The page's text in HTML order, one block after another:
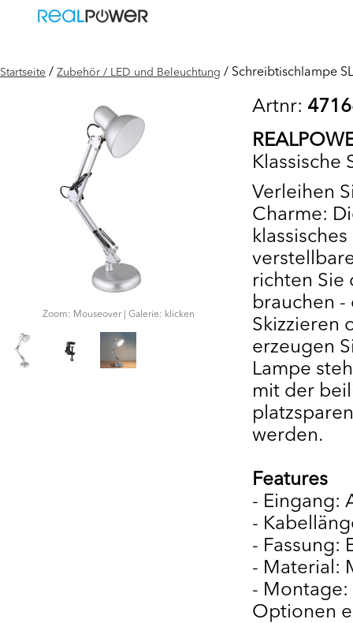
Startseite / Zubehör / LED und Beleuchtung / Schreibtischlampe
Zoom: Mouseover | Galerie: klicken
Artnr:
Klassische
Verleihen
Charme:
richten Sie
brauchen
Skizzieren
erzeugen
Lampe
mit der
werden.
Features
- Eingang:
-
- Fassung:
- Material:
- Montage:
Optionen